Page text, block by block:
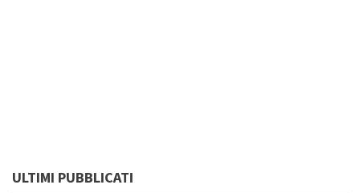
ULTIMI PUBBLICATI